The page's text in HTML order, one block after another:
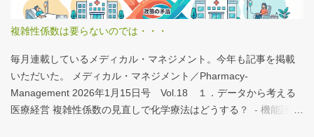
が、上のグラフのような情報が頭に入っていると、比較整理しや
する。立派な建物がある。武蔵国府の国司館（こくしのたち）を
復元したものだ。写真だけでは、大きさが分かりづらいはずだ。
今月訪れた武蔵国府跡 実際には10分の1サイズの模型なので、そ
れほど大きくない。人が一緒に写っている新聞記事（ （まちの記
憶）武蔵国府跡 東京都府中市：朝日新聞デジタル ）を見れば、
複雑性係数は要らないのでは・・・
毎月連載しているメディカル・マネジメント。今年も記事を掲載
いただいた。 メディカル・マネジメント／Pharmacy-
Management 2026年1月15日号 Vol.18 １．データから考える
医療経営 複雑性係数の見直しで化学療法はどうする？ - 機能評価